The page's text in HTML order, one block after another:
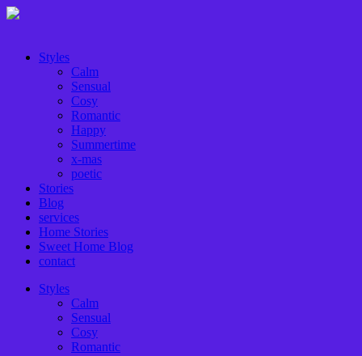
Styles
Calm
Sensual
Cosy
Romantic
Happy
Summertime
x-mas
poetic
Stories
Blog
services
Home Stories
Sweet Home Blog
contact
Styles
Calm
Sensual
Cosy
Romantic